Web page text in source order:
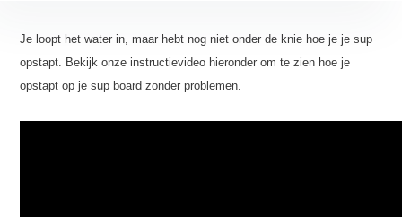
Je loopt het water in, maar hebt nog niet onder de knie hoe je je sup
opstapt. Bekijk onze instructievideo hieronder om te zien hoe je
opstapt op je sup board zonder problemen.